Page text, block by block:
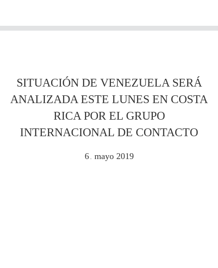
SITUACIÓN DE VENEZUELA SERÁ
ANALIZADA ESTE LUNES EN COSTA
RICA POR EL GRUPO
INTERNACIONAL DE CONTACTO
6 . mayo 2019